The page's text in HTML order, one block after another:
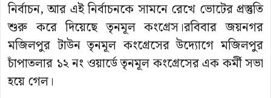
নির্বাচন, আর এই নির্বাচনকে সামনে রেখে ভোটের প্রস্তুতি
শুরু করে দিয়েছে তৃনমূল কংগ্রেস।রবিবার জয়নগর
মজিলপুর টাউন তৃনমূল কংগ্রেসের উদ্যোগে মজিলপুর
চাঁপাতলার ১২ নং ওয়ার্ডে তৃনমূল কংগ্রেসের এক কর্মী সভা
হয়ে গেল।